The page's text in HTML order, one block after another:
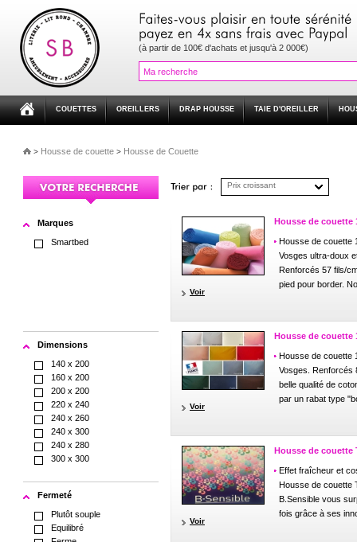
(à partir de 100€ d'achats et jusqu'à 2 000€)
COUETTES OREILLERS DRAP HOUSSE TAIE D'OREILLER
> Housse de couette > Housse de Couette
Marques
Smartbed
Dimensions
140 x 200
160 x 200
200 x 200
220 x 240
240 x 260
240 x 300
240 x 280
300 x 300
Fermeté
Plutôt souple
Equilibré
Prix croissant
Voir
Housse de couette
Housse de couette
Vosges ultra-doux
Renforcés 57 fils/
pied pour border.
Voir
Housse de couette
Housse de couette
Vosges. Renforcés
belle qualité de
par un rabat type
Voir
Housse de couette
Effet fraîcheur et
Housse de couette
B.Sensible vous
fois grâce à ses